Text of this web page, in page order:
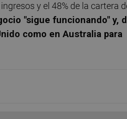
y el 48% de la cartera
"sigue funcionando" y,
como en Australia para